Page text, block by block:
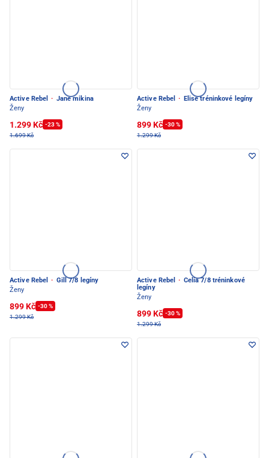
Active Rebel · Jane mikina
Ženy
1.299 Kč -23 %
1.699 Kč
Active Rebel ·
Elise tréninkové legíny
Ženy
899 Kč -30 %
1.299 Kč
Active Rebel · Gill 7/8 legíny
Ženy
899 Kč -30 %
1.299 Kč
Active Rebel · Celia 7/8 tréninkové
legíny
Ženy
899 Kč -30 %
1.299 Kč